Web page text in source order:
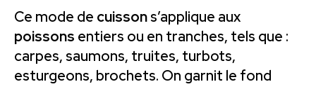
Ce mode de cuissons’applique aux
poissons entiers ou en tranches, tels que :
carpes, saumons, truites, turbots,
esturgeons, brochets. On garnit le fond